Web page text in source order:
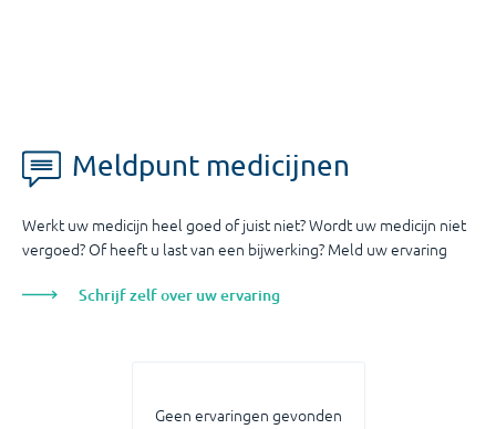
Meldpunt medicijnen
Werkt uw medicijn heel goed of juist niet? Wordt uw medicijn niet
vergoed? Of heeft u last van een bijwerking? Meld uw ervaring
Schrijf zelf over uw ervaring
Geen ervaringen gevonden